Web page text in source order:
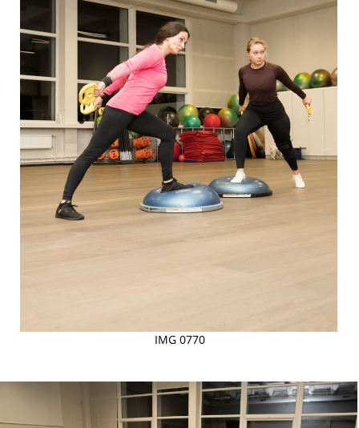
IMG 0770